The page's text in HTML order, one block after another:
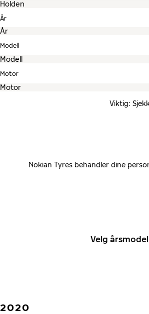
År
Modell
Motor
Viktig:
Nokian Tyres behandler dine
Velg
2020